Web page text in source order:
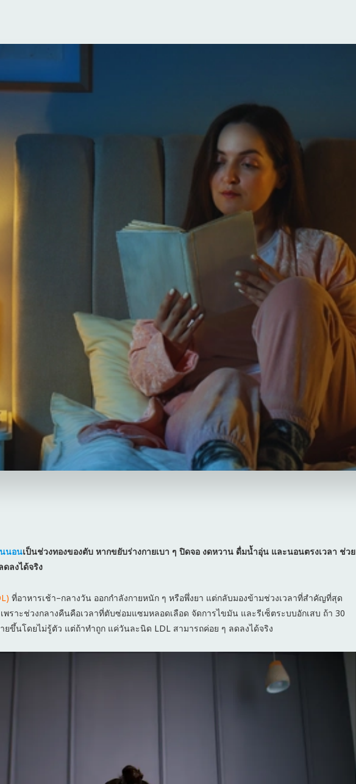
นอนเป็นช่วงทองของตับ หากขยับร่างกายเบา ๆ ปิดจอ งดหวาน ดื่มน้ำอุ่น และนอนตรงเวลา ช่วย
ดลงได้จริง
ที่อาหารเช้า–กลางวัน ออกกำลังกายหนัก ๆ หรือพึ่งยา แต่กลับมองข้ามช่วงเวลาที่สำคัญที่สุด
พราะช่วงกลางคืนคือเวลาที่ตับซ่อมแซมหลอดเลือด จัดการไขมัน และรีเซ็ตระบบอักเสบ ถ้า 30
ขึ้นโดยไม่รู้ตัว แต่ถ้าทำถูก แค่วันละนิด LDL สามารถค่อย ๆ ลดลงได้จริง